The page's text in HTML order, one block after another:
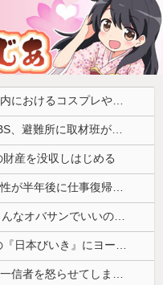
「神聖なる場所です」靖国神社、境内におけるコスプレや軍装の禁止を発表
熊本県知事の要請をガン無視したTBS、避難所に取材班が押し入ってプライバシーに全く配慮しない報道を……
財産を没収しはじめる
資産1億円突破でFIREの45歳独身男性が半年後に仕事復帰を決意した「1通の通知」
【画像】はいだしょうこ（47）「こんなオバサンでいいの…？」
欧州「日本だけ反則だろ…」 世界の『日本びいき』にヨーロッパ全土から不満の声
【悲報】プロゲーマーさん、加藤純一信者を怒らせてしまった結果、好き嫌い5位にwwwwwwww